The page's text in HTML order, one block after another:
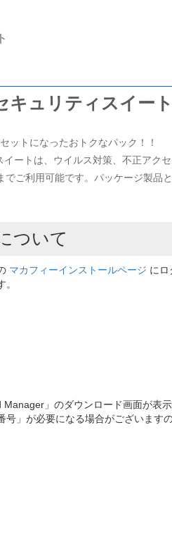
キュリティスイート
ットになったおトクなパック！！
ートは、ウイルス対策、不正アク
でご利用可能です。パッケージ製品
ついて
マカフィーインストールページ にロ
Manager」のダウンロード画面が表
号」が必要になる場合がございます